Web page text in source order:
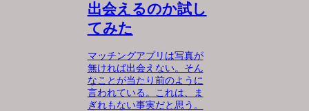
出会えるのか試し
てみた
マッチングアプリは写真が
無ければ出会えない。そん
なことが当たり前のように
言われている。これは、ま
ぎれもない事実だと思う。